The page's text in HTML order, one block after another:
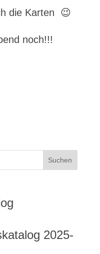
die Karten 😉
noch!!!
2025-